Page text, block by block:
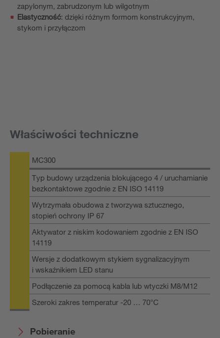
zapylonym, zabrudzonym lub wilgotnym
Elastyczność: dzięki różnym formom konstrukcyjnym,
stykom i przyłączom
Właściwości techniczne
MC300
Typ budowy urządzenia blokującego 4 / uruchamianie
bezkontaktowe zgodnie z EN ISO 14119
Wytrzymała obudowa z tworzywa sztucznego,
stopień ochrony IP 67
Aktywator z niskim kodowaniem zgodnie z EN ISO
14119
Wersje z dodatkowym stykiem sygnalizacyjnym
i wskaźnikiem LED stanu
Podłączenie za pomocą kabla lub wtyczki M8/M12
Szeroki zakres temperatur -20 … 70°C
Pobieranie